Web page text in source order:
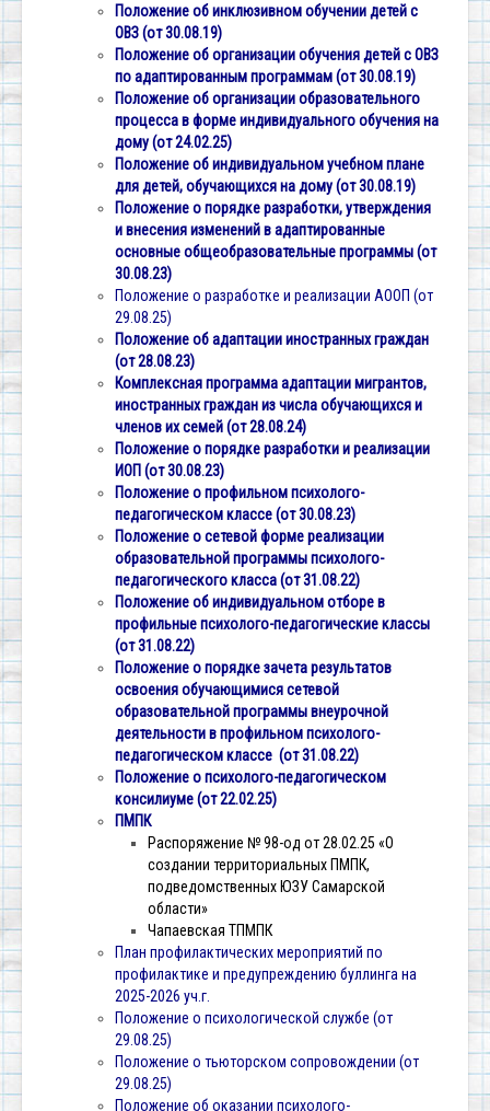
Положение об инклюзивном обучении детей с
ОВЗ (от 30.08.19)
Положение об организации обучения детей с ОВЗ
по адаптированным программам (от 30.08.19)
Положение об организации образовательного
процесса в форме индивидуального обучения на
дому (от 24.02.25)
Положение об индивидуальном учебном плане
для детей, обучающихся на дому (от 30.08.19)
Положение о порядке разработки, утверждения
и внесения изменений в адаптированные
основные общеобразовательные программы (от
30.08.23)
Положение о разработке и реализации АООП (от
29.08.25)
Положение об адаптации иностранных граждан
(от 28.08.23)
Комплексная программа адаптации мигрантов,
иностранных граждан из числа обучающихся и
членов их семей (от 28.08.24)
Положение о порядке разработки и реализации
ИОП (от 30.08.23)
Положение о профильном психолого-
педагогическом классе (от 30.08.23)
Положение о сетевой форме реализации
образовательной программы психолого-
педагогического класса (от 31.08.22)
Положение об индивидуальном отборе в
профильные психолого-педагогические классы
(от 31.08.22)
Положение о порядке зачета результатов
освоения обучающимися сетевой
образовательной программы внеурочной
деятельности в профильном психолого-
педагогическом классе (от 31.08.22)
Положение о психолого-педагогическом
консилиуме (от 22.02.25)
ПМПК
Распоряжение № 98-од от 28.02.25 «О
создании территориальных ПМПК,
подведомственных ЮЗУ Самарской
области»
Чапаевская ТПМПК
План профилактических мероприятий по
профилактике и предупреждению буллинга на
2025-2026 уч.г.
Положение о психологической службе (от
29.08.25)
Положение о тьюторском сопровождении (от
29.08.25)
Положение об оказании психолого-